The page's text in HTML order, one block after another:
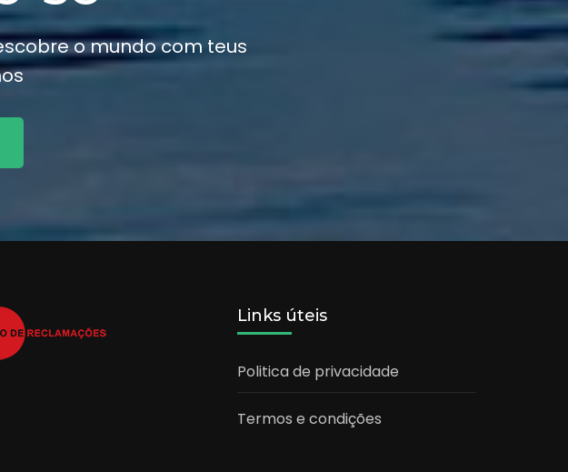
o mundo com teus
Links úteis
Politica de privacidade
Termos e condições